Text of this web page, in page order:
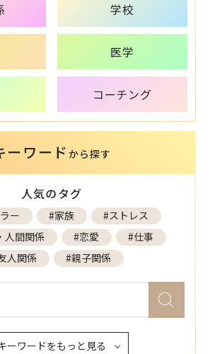
学校
医学
コーチング
ーワードから探す
人気のタグ
ー #家族
#ストレス
人間関係
#恋愛
#仕事
人関係
#親子関係
ーワードをもっと見る